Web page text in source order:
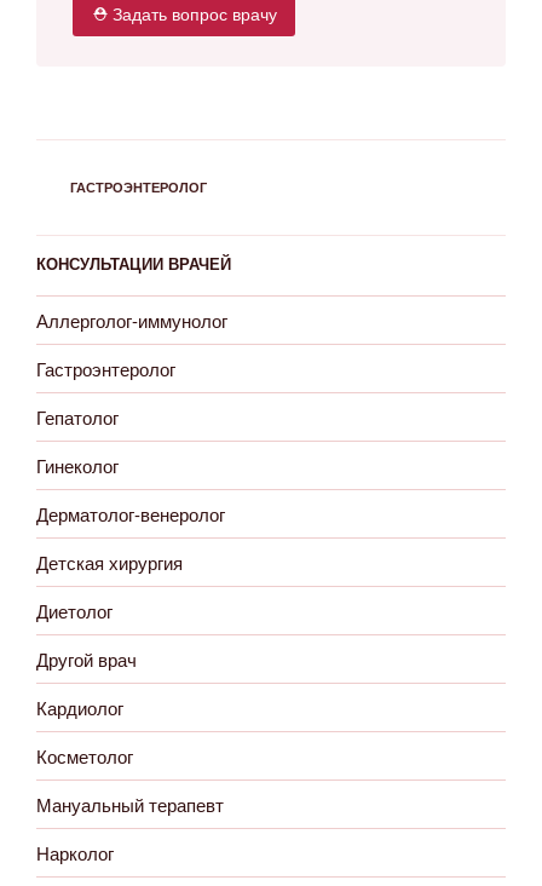
⛑ Задать вопрос врачу
РУБРИКИ
ГАСТРОЭНТЕРОЛОГ
КОНСУЛЬТАЦИИ ВРАЧЕЙ
Аллерголог-иммунолог
Гастроэнтеролог
Гепатолог
Гинеколог
Дерматолог-венеролог
Детская хирургия
Диетолог
Другой врач
Кардиолог
Косметолог
Мануальный терапевт
Нарколог